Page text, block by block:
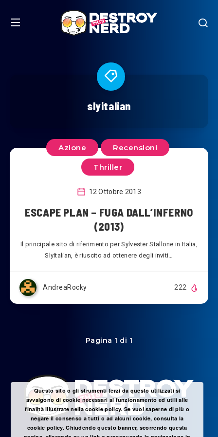
slyitalian
Azione Recensioni
Thriller
12 Ottobre 2013
ESCAPE PLAN – FUGA DALL’INFERNO
(2013)
Il principale sito di riferimento per Sylvester Stallone in Italia,
SlyItalian, è riuscito ad ottenere degli inviti…
AndreaRocky 222
Pagina 1 di 1
Questo sito o gli strumenti terzi da questo utilizzati si
avvalgono di cookie necessari al funzionamento ed utili alle
finalità illustrate nella cookie policy. Se vuoi saperne di più o
negare il consenso a tutti o ad alcuni cookie, consulta la
cookie policy. Chiudendo questo banner, scorrendo questa